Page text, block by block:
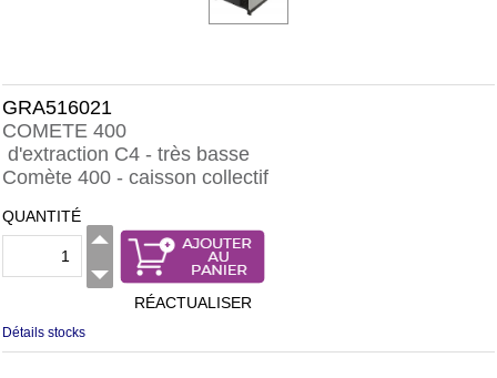
GRA516021
COMETE 400
d'extraction C4 - très basse
Comète 400 - caisson collectif
QUANTITÉ
RÉACTUALISER
Détails stocks